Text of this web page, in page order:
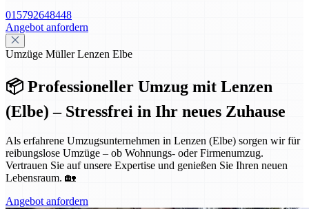
015792648448
Angebot anfordern
Umzüge Müller Lenzen Elbe
📦 Professioneller Umzug mit Lenzen
(Elbe) – Stressfrei in Ihr neues Zuhause
Als erfahrene Umzugsunternehmen in Lenzen (Elbe) sorgen wir für
reibungslose Umzüge – ob Wohnungs- oder Firmenumzug.
Vertrauen Sie auf unsere Expertise und genießen Sie Ihren neuen
Lebensraum. 🏡
Angebot anfordern